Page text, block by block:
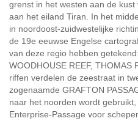
grenst in het westen aan de
aan het eiland Tiran. In het
in noordoost-zuidwestelijke
de 19e eeuwse Engelse
van deze regio hebben
WOODHOUSE REEF, THOMAS
riffen verdelen de zeestraat in
zogenaamde GRAFTON
naar het noorden wordt
Enterprise-Passage voor